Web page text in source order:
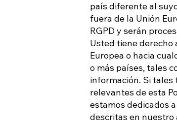
país diferente al
fuera de la Unión
RGPD y serán
Usted tiene derecho
Europea o hacia
o más países, tales
información. Si tales
relevantes de esta
estamos dedicados
descritas en nuestro